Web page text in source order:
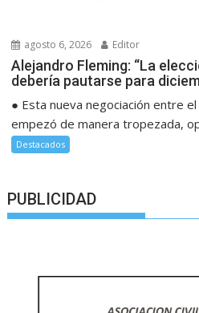
agosto 6, 2026 Editor
Alejandro Fleming: “La
debería pautarse para
● Esta nueva negociación entre
empezó de manera tropezada,
Destacados
PUBLICIDAD